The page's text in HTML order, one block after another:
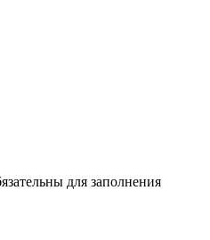
для заполнения